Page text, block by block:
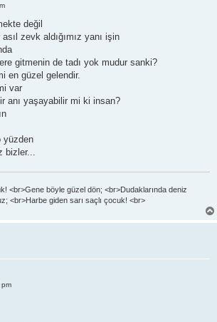
değil
zevk aldığımız yanı işin
gitmenin de tadı yok mudur sanki?
en güzel gelendir.
var
anı yaşayabilir mi ki insan?
yüzden
bizler...
<br>Gene böyle güzel dön; <br>Dudaklarında deniz
<br>Harbe giden sarı saçlı çocuk! <br>